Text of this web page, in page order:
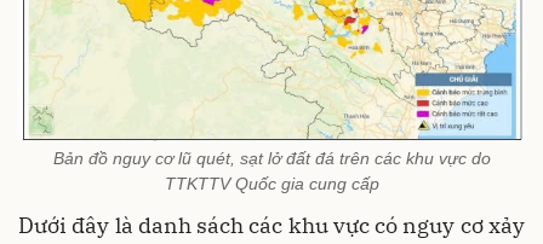
Bản đồ nguy cơ lũ quét, sạt lở đất đá trên các khu vực do
TTKTTV Quốc gia cung cấp
Dưới đây là danh sách các khu vực có nguy cơ xảy